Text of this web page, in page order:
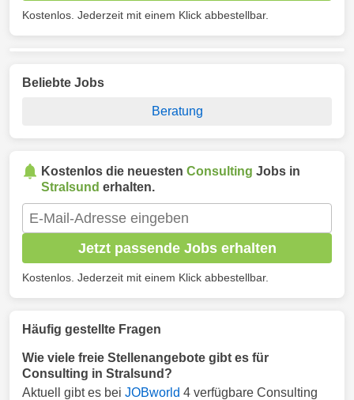
Kostenlos. Jederzeit mit einem Klick abbestellbar.
Beliebte Jobs
Beratung
Kostenlos die neuesten Consulting Jobs in
Stralsund erhalten.
Jetzt passende Jobs erhalten
Kostenlos. Jederzeit mit einem Klick abbestellbar.
Häufig gestellte Fragen
Wie viele freie Stellenangebote gibt es für
Consulting in Stralsund?
Aktuell gibt es bei JOBworld 4 verfügbare Consulting